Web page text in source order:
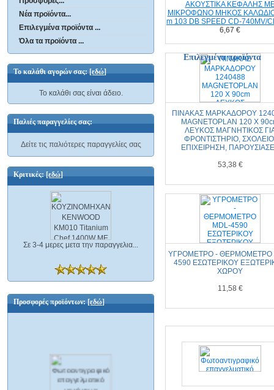
Νέα προϊόντα...
Επιλεγμένα προϊόντα ...
Όλα τα προϊόντα ...
Το καλάθι αγορών σας:[εδώ]
Το καλάθι σας είναι άδειο.
Παλιές παραγγελίες σας:
Δείτε τις παλιότερες παραγγελίες σας
Κριτικές:[εδώ]
Σε 3-4 μερες μετα την παραγγελια...
Προσφορές προϊόντων:[εδώ]
AKOYΣΤΙΚΑ ΚΕΦΑΛΗΣ
ΜΙΚΡΟΦΩΝΟ ΜΗΚΟΣ ΚΑΛΩΔΙΟΥ
m 103 DB SPEED CD-740MV/
6,67 €
Επιλεγμένα προϊόντα
ΠΙΝΑΚΑΣ ΜΑΡΚΑΔΟΡΟΥ
MAGNETOPLAN 120 X
ΛΕΥΚΟΣ ΜΑΓΝΗΤΙΚΟΣ
ΦΡΟΝΤΙΣΤΗΡΙΟ,
ΕΠΙΧΕΙΡΗΣΗ,
53,38 €
ΥΓΡΟΜΕΤΡΟ - ΘΕΡΜΟΜΕΤΡΟ
4590 ΕΣΩΤΕΡΙΚΟΥ
ΧΩΡΟΥ
11,58 €